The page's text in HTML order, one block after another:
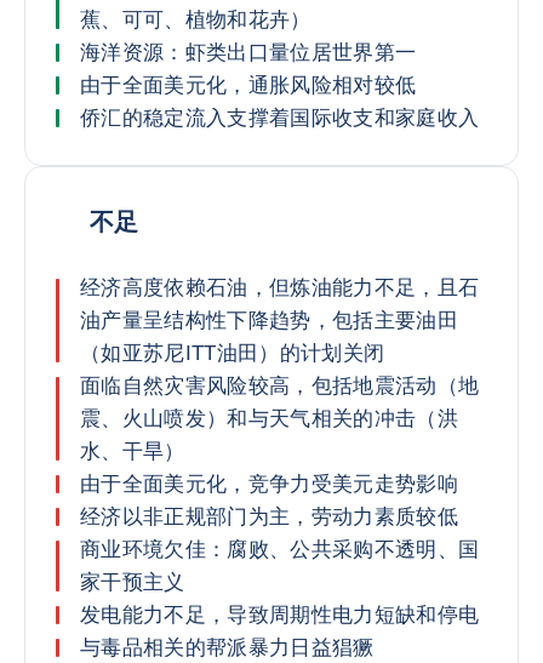
蕉、可可、植物和花卉）
海洋资源：虾类出口量位居世界第一
由于全面美元化，通胀风险相对较低
侨汇的稳定流入支撑着国际收支和家庭收入
不足
经济高度依赖石油，但炼油能力不足，且石
油产量呈结构性下降趋势，包括主要油田
（如亚苏尼ITT油田）的计划关闭
面临自然灾害风险较高，包括地震活动（地
震、火山喷发）和与天气相关的冲击（洪
水、干旱）
由于全面美元化，竞争力受美元走势影响
经济以非正规部门为主，劳动力素质较低
商业环境欠佳：腐败、公共采购不透明、国
家干预主义
发电能力不足，导致周期性电力短缺和停电
与毒品相关的帮派暴力日益猖獗